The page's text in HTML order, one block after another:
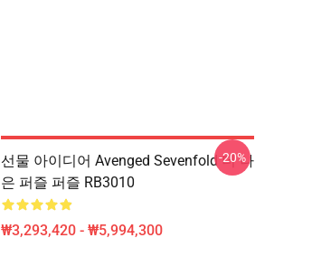
선물 아이디어 Avenged Sevenfold 더 나
은 퍼즐 퍼즐 RB3010
₩3,293,420 - ₩5,994,300
-20%